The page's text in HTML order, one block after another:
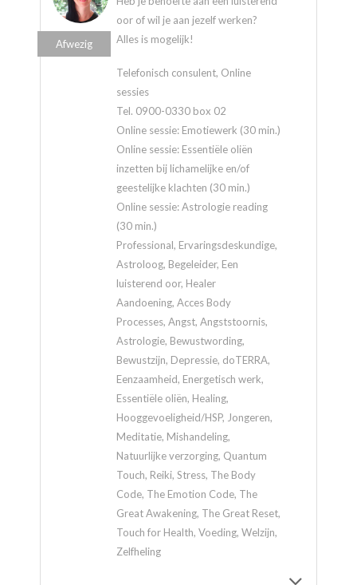
oor of wil je aan jezelf werken?
Alles is mogelijk!
Telefonisch consulent, Online
sessies
Tel. 0900-0330 box 02
Online sessie: Emotiewerk (30 min.)
Online sessie: Essentiële oliën
inzetten bij lichamelijke en/of
geestelijke klachten (30 min.)
Online sessie: Astrologie reading
(30 min.)
Professional, Ervaringsdeskundige,
Astroloog, Begeleider, Een
luisterend oor, Healer
Aandoening, Acces Body
Processes, Angst, Angststoornis,
Astrologie, Bewustwording,
Bewustzijn, Depressie, doTERRA,
Eenzaamheid, Energetisch werk,
Essentiële oliën, Healing,
Hooggevoeligheid/HSP, Jongeren,
Meditatie, Mishandeling,
Natuurlijke verzorging, Quantum
Touch, Reiki, Stress, The Body
Code, The Emotion Code, The
Great Awakening, The Great Reset,
Touch for Health, Voeding, Welzijn,
Zelfheling
Afwezig